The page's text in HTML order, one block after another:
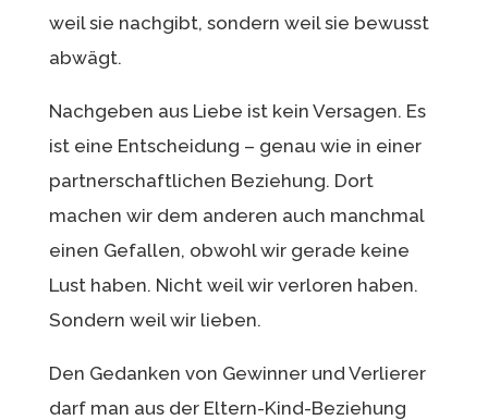
weil sie nachgibt, sondern weil sie bewusst
abwägt.
Nachgeben aus Liebe ist kein Versagen. Es
ist eine Entscheidung – genau wie in einer
partnerschaftlichen Beziehung. Dort
machen wir dem anderen auch manchmal
einen Gefallen, obwohl wir gerade keine
Lust haben. Nicht weil wir verloren haben.
Sondern weil wir lieben.
Den Gedanken von Gewinner und Verlierer
darf man aus der Eltern-Kind-Beziehung